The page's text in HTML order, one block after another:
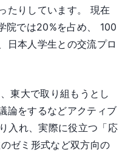
たりしています。 現在
院では20%を占め、 100
日本人学生との交流プロ
東大で取り組もうとし
論をするなどアクティブ
入れ、実際に役立つ「応
ゼミ形式など双方向の